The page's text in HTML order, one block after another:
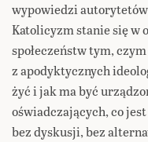
wypowiedzi
Katolicyzm stanie się w
społeczeństw tym,
z apodyktycznych
żyć i jak ma być
oświadczających, co
bez dyskusji, bez